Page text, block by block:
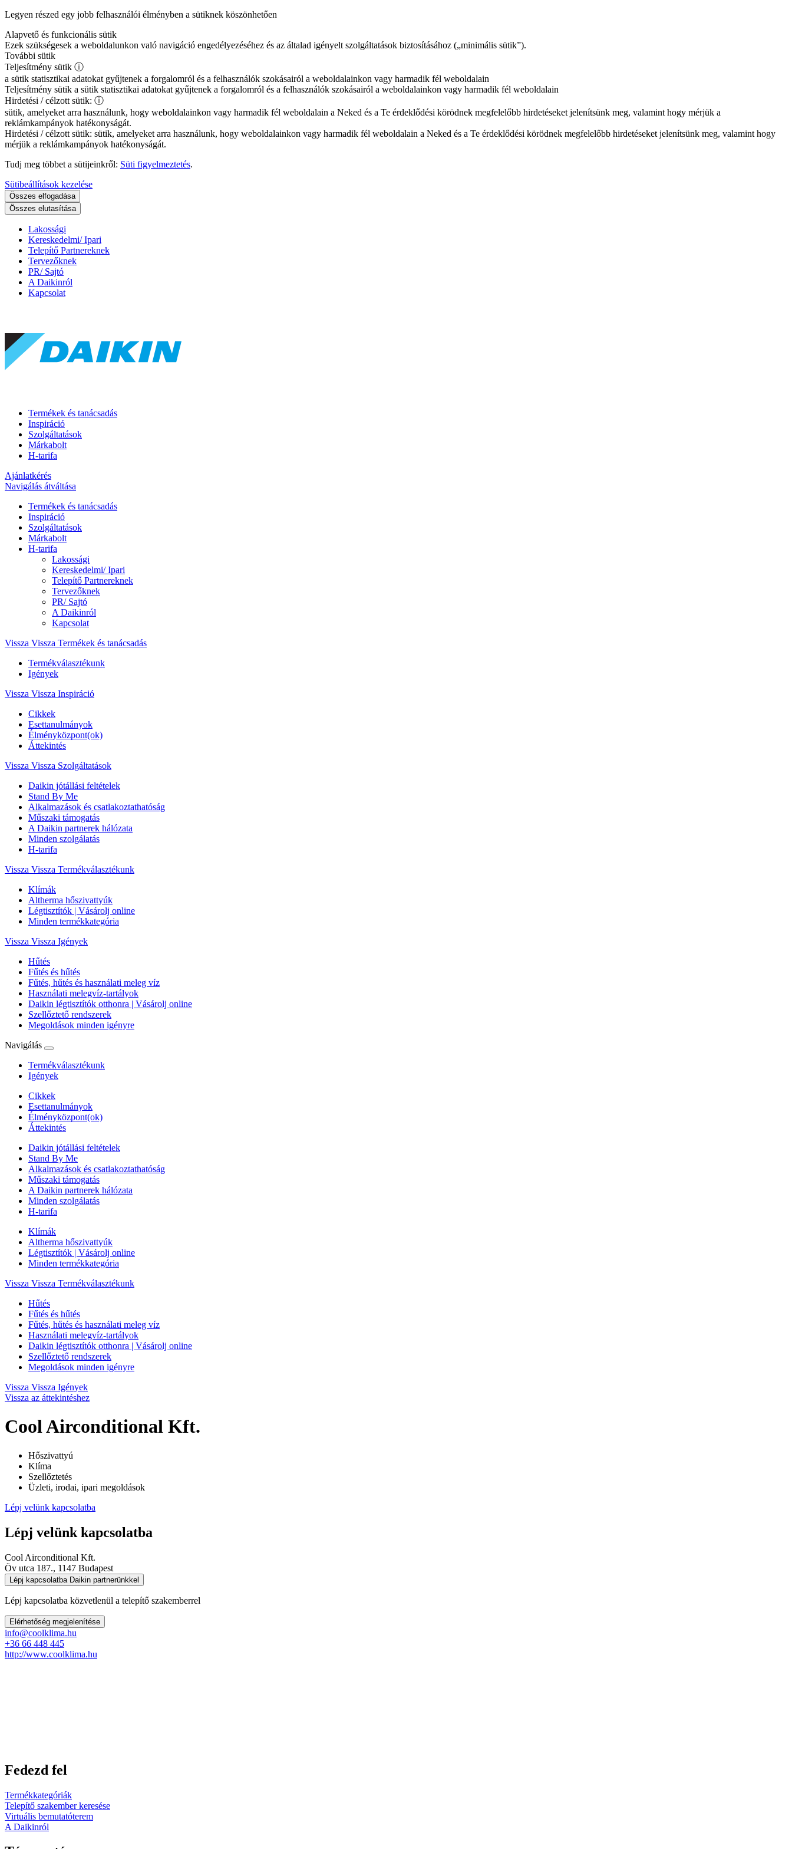
Legyen részed egy jobb felhasználói élményben a sütiknek köszönhetően
Alapvető és funkcionális sütik
Ezek szükségesek a weboldalunkon való navigáció engedélyezéséhez és az általad igényelt szolgáltatások biztosításához („minimális sütik”).
További sütik
Teljesítmény sütik ⓘ
a sütik statisztikai adatokat gyűjtenek a forgalomról és a felhasználók szokásairól a weboldalainkon vagy harmadik fél weboldalain
Teljesítmény sütik a sütik statisztikai adatokat gyűjtenek a forgalomról és a felhasználók szokásairól a weboldalainkon vagy harmadik fél weboldalain
Hirdetési / célzott sütik: ⓘ
sütik, amelyeket arra használunk, hogy weboldalainkon vagy harmadik fél weboldalain a Neked és a Te érdeklődési körödnek megfelelőbb hirdetéseket jelenítsünk meg, valamint hogy mérjük a
reklámkampányok hatékonyságát.
Hirdetési / célzott sütik: sütik, amelyeket arra használunk, hogy weboldalainkon vagy harmadik fél weboldalain a Neked és a Te érdeklődési körödnek megfelelőbb hirdetéseket jelenítsünk meg, valamint hogy
mérjük a reklámkampányok hatékonyságát.
Tudj meg többet a sütijeinkről: Süti figyelmeztetés.
Sütibeállítások kezelése
Összes elfogadása
Összes elutasítása
Lakossági
Kereskedelmi/ Ipari
Telepítő Partnereknek
Tervezőknek
PR/ Sajtó
A Daikinról
Kapcsolat
Termékek és tanácsadás
Inspiráció
Szolgáltatások
Márkabolt
H-tarifa
Ajánlatkérés
Navigálás átváltása
Termékek és tanácsadás
Inspiráció
Szolgáltatások
Márkabolt
H-tarifa
Lakossági
Kereskedelmi/ Ipari
Telepítő Partnereknek
Tervezőknek
PR/ Sajtó
A Daikinról
Kapcsolat
Vissza Vissza Termékek és tanácsadás
Termékválasztékunk
Igények
Vissza Vissza Inspiráció
Cikkek
Esettanulmányok
Élményközpont(ok)
Áttekintés
Vissza Vissza Szolgáltatások
Daikin jótállási feltételek
Stand By Me
Alkalmazások és csatlakoztathatóság
Műszaki támogatás
A Daikin partnerek hálózata
Minden szolgálatás
H-tarifa
Vissza Vissza Termékválasztékunk
Klímák
Altherma hőszivattyúk
Légtisztítók | Vásárolj online
Minden termékkategória
Vissza Vissza Igények
Hűtés
Fűtés és hűtés
Fűtés, hűtés és használati meleg víz
Használati melegvíz-tartályok
Daikin légtisztítók otthonra | Vásárolj online
Szellőztető rendszerek
Megoldások minden igényre
Navigálás
Termékválasztékunk
Igények
Cikkek
Esettanulmányok
Élményközpont(ok)
Áttekintés
Daikin jótállási feltételek
Stand By Me
Alkalmazások és csatlakoztathatóság
Műszaki támogatás
A Daikin partnerek hálózata
Minden szolgálatás
H-tarifa
Klímák
Altherma hőszivattyúk
Légtisztítók | Vásárolj online
Minden termékkategória
Vissza Vissza Termékválasztékunk
Hűtés
Fűtés és hűtés
Fűtés, hűtés és használati meleg víz
Használati melegvíz-tartályok
Daikin légtisztítók otthonra | Vásárolj online
Szellőztető rendszerek
Megoldások minden igényre
Vissza Vissza Igények
Vissza az áttekintéshez
Cool Airconditional Kft.
Hőszivattyú
Klíma
Szellőztetés
Üzleti, irodai, ipari megoldások
Lépj velünk kapcsolatba
Lépj velünk kapcsolatba
Cool Airconditional Kft.
Öv utca 187., 1147 Budapest
Lépj kapcsolatba Daikin partnerünkkel
Lépj kapcsolatba közvetlenül a telepítő szakemberrel
Elérhetőség megjelenítése
info@coolklima.hu
+36 66 448 445
http://www.coolklima.hu
Fedezd fel
Termékkategóriák
Telepítő szakember keresése
Virtuális bemutatóterem
A Daikinról